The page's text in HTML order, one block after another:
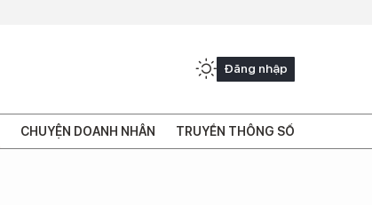
Đăng nhập
CHUYỆN DOANH NHÂN TRUYỀN THÔNG SỐ